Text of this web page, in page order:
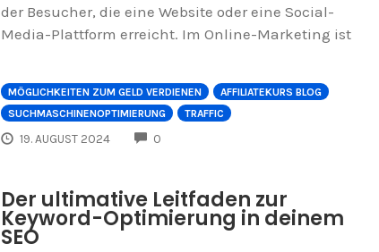
der Besucher, die eine Website oder eine Social-
Media-Plattform erreicht. Im Online-Marketing ist
MÖGLICHKEITEN ZUM GELD VERDIENEN
AFFILIATEKURS BLOG
SUCHMASCHINENOPTIMIERUNG
TRAFFIC
19. AUGUST 2024 0COMMENTS
Der ultimative Leitfaden zur
Keyword-Optimierung in deinem
SEO